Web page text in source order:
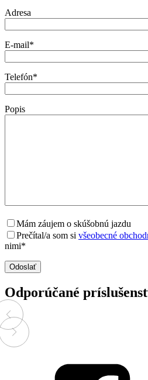
Adresa
E-mail*
Telefón*
Popis
Mám záujem o skúšobnú jazdu
Prečítal/a som si všeobecné
nimi*
Odporúčané